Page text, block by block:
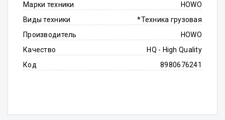
Марки техники
HOWO
Виды техники
*Техника грузовая
Производитель
HOWO
Качество
HQ - High Quality
Код
8980676241